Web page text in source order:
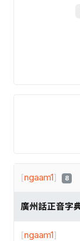
[ngaam1] 8
廣州話正音字
[ngaam1]